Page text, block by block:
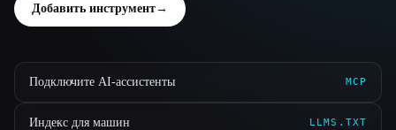
Добавить инструмент→
Подключите AI-ассистенты MCP
Индекс для машин LLMS.TXT